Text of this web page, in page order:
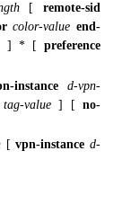
[remote-sid
color-value end-
] * [ preference
instance
d-vpn-
tag-value ] [
no-
[vpn-instance d-